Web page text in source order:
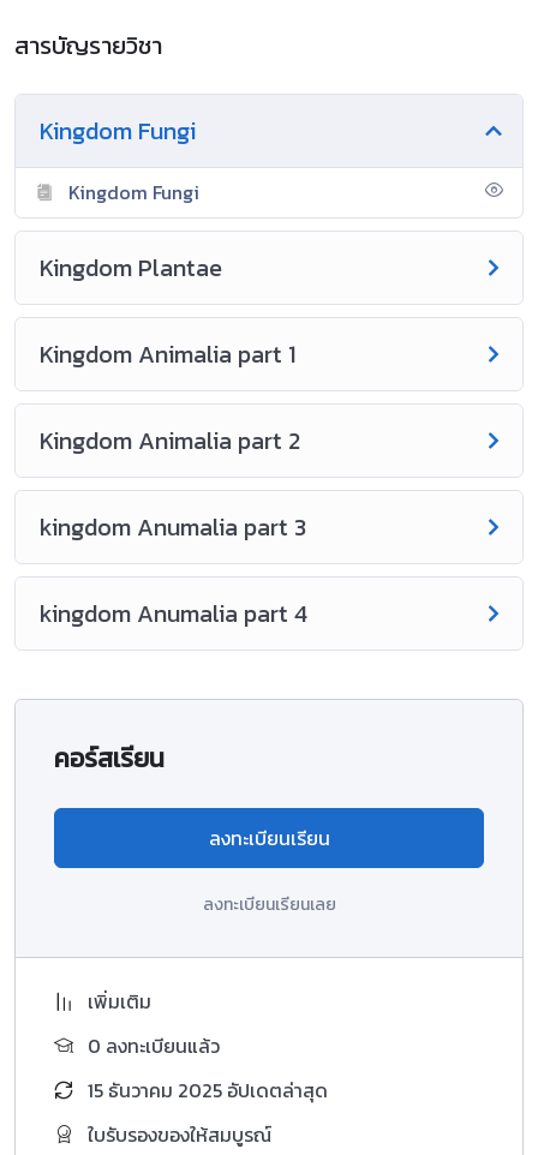
สารบัญรายวิชา
Kingdom Fungi
Kingdom Fungi
Kingdom Plantae
Kingdom Animalia part 1
Kingdom Animalia part 2
kingdom Anumalia part 3
kingdom Anumalia part 4
คอร์สเรียน
ลงทะเบียนเรียน
ลงทะเบียนเรียนเลย
เพิ่มเติม
0 ลงทะเบียนแล้ว
15 ธันวาคม 2025 อัปเดตล่าสุด
ใบรับรองของให้สมบูรณ์